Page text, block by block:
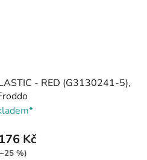
- RED (G3130241-5),
Kč
%)